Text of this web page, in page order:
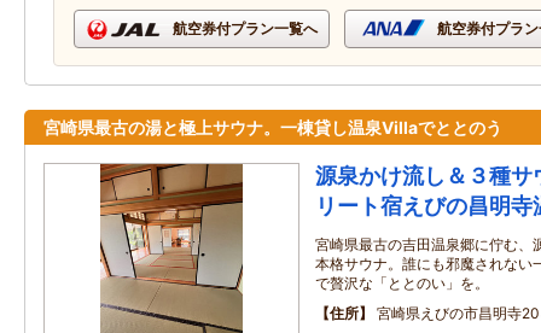
航空券付プラン一覧へ 航空券付プラ
宮崎県最古の湯と極上サウナ。一棟貸し温泉Villaでととのう
源泉かけ流し＆３種サ
リート宿えびの昌明寺
宮崎県最古の吉田温泉郷に佇む、
本格サウナ。誰にも邪魔されない
で贅沢な「ととのい」を。
住所
宮崎県えびの市昌明寺